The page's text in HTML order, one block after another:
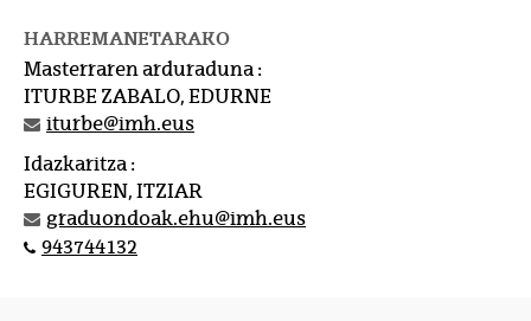
HARREMANETARAKO
Masterraren arduraduna :
ITURBE ZABALO, EDURNE
iturbe@imh.eus
Idazkaritza :
EGIGUREN, ITZIAR
graduondoak.ehu@imh.eus
943744132